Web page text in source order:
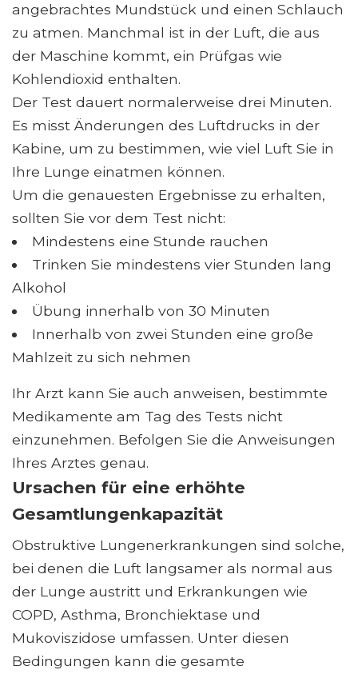
angebrachtes Mundstück und einen Schlauch
zu atmen. Manchmal ist in der Luft, die aus
der Maschine kommt, ein Prüfgas wie
Kohlendioxid enthalten.
Der Test dauert normalerweise drei Minuten.
Es misst Änderungen des Luftdrucks in der
Kabine, um zu bestimmen, wie viel Luft Sie in
Ihre Lunge einatmen können.
Um die genauesten Ergebnisse zu erhalten,
sollten Sie vor dem Test nicht:
Mindestens eine Stunde rauchen
Trinken Sie mindestens vier Stunden lang
Alkohol
Übung innerhalb von 30 Minuten
Innerhalb von zwei Stunden eine große
Mahlzeit zu sich nehmen
Ihr Arzt kann Sie auch anweisen, bestimmte
Medikamente am Tag des Tests nicht
einzunehmen. Befolgen Sie die Anweisungen
Ihres Arztes genau.
Ursachen für eine erhöhte
Gesamtlungenkapazität
Obstruktive Lungenerkrankungen sind solche,
bei denen die Luft langsamer als normal aus
der Lunge austritt und Erkrankungen wie
COPD, Asthma, Bronchiektase und
Mukoviszidose umfassen. Unter diesen
Bedingungen kann die gesamte